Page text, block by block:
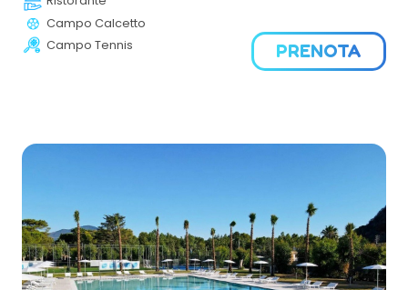
vicinanza a tutti i servizi, lo rendono meta ideale per chi
ama trascorrere una vacanza in relax senza dover
rinunciare alla movida o andare alla scoperta delle
bellezze naturali dell’Isola. L’architettura del Grand Hotel e
bellezza incomparabile, il Grand Hotel ospita infine
Campo Calcetto
Campo Tennis
PRENOTA